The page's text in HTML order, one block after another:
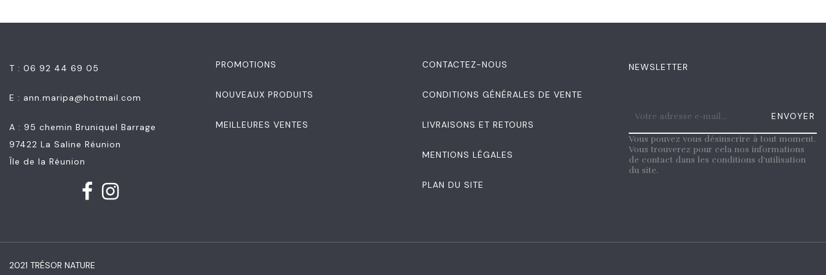
T : 06 92 44 69 05
E : ann.maripa@hotmail.com
A : 95 chemin Bruniquel Barrage
97422 La Saline Réunion
Île de la Réunion
PROMOTIONS
NOUVEAUX PRODUITS
MEILLEURES VENTES
CONTACTEZ-NOUS
CONDITIONS GÉNÉRALES DE VENTE
LIVRAISONS ET RETOURS
MENTIONS LÉGALES
PLAN DU SITE
NEWSLETTER
ENVOYER
Vous pouvez vous désinscrire à tout moment.
Vous trouverez pour cela nos informations
de contact dans les conditions d'utilisation
du site.
2021 TRÉSOR NATURE